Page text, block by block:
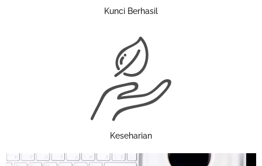
Kunci Berhasil
Keseharian